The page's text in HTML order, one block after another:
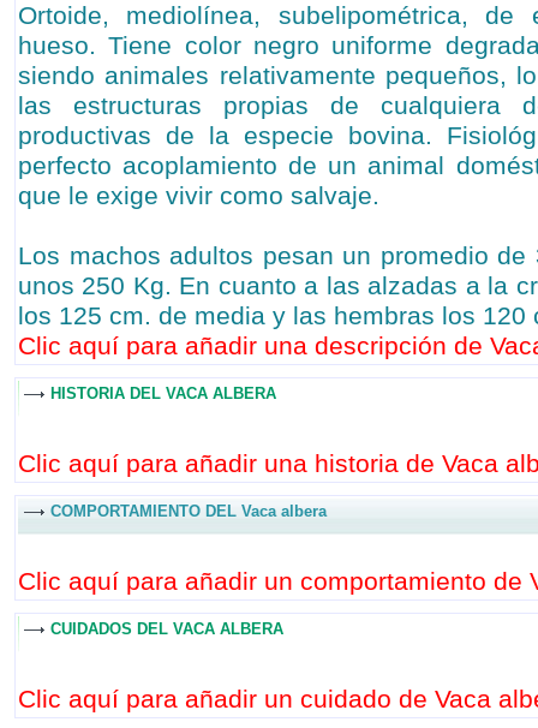
Ortoide, mediolínea, subelipométrica,
hueso. Tiene color negro uniforme
siendo animales relativamente pequeños,
las estructuras propias de cualquiera
productivas de la especie bovina.
perfecto acoplamiento de un animal
que le exige vivir como salvaje.
Los machos adultos pesan un promedio
unos 250 Kg. En cuanto a las alzadas a la
los 125 cm. de media y las hembras los
Clic aquí para añadir una descripción de
HISTORIA DEL VACA ALBERA
Clic aquí para añadir una historia de Vaca
COMPORTAMIENTO DEL Vaca albera
Clic aquí para añadir un comportamiento de
CUIDADOS DEL VACA ALBERA
Clic aquí para añadir un cuidado de Vaca